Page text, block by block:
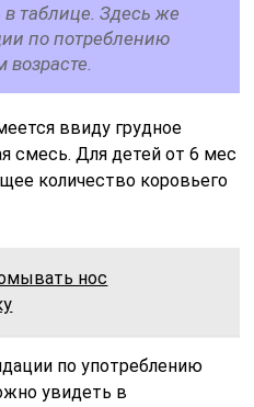
таблице. Здесь же
по потреблению
возрасте.
ввиду грудное
смесь. Для детей от 6 мес
количество коровьего
нос
по употреблению
увидеть в